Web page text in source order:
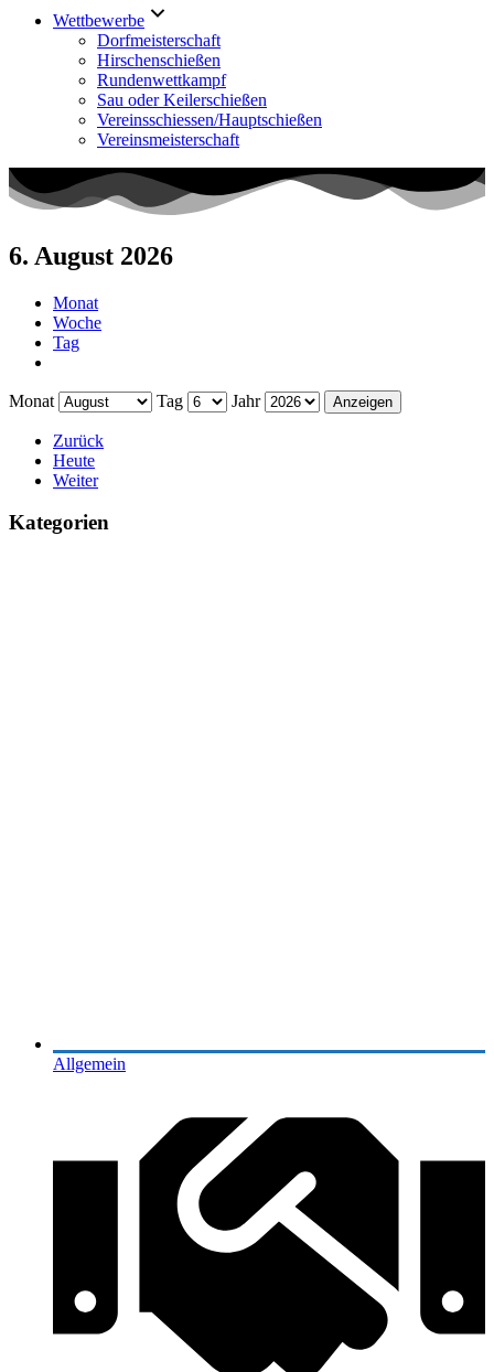
Wettbewerbe
Dorfmeisterschaft
Hirschenschießen
Rundenwettkampf
Sau oder Keilerschießen
Vereinsschiessen/Hauptschießen
Vereinsmeisterschaft
6. August 2026
Monat
Woche
Tag
Monat Tag Jahr
Zurück
Heute
Weiter
Kategorien
Allgemein